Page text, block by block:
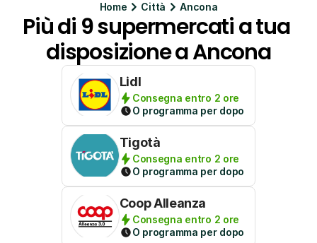
Home Città Ancona
Più di 9 supermercati a tua
disposizione a Ancona
Lidl
Consegna entro 2 ore
O programma per dopo
Tigotà
Consegna entro 2 ore
O programma per dopo
Coop Alleanza
Consegna entro 2 ore
O programma per dopo